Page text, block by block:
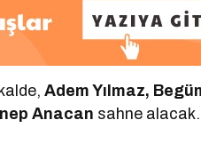
Adem Yılmaz,
Anacan sahne alacak.